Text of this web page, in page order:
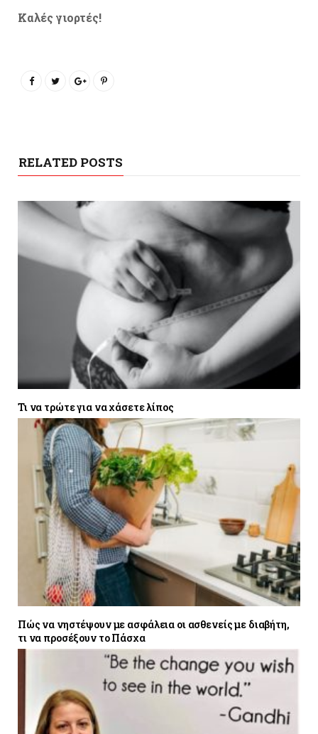
Kαλές γιορτές!
RELATED POSTS
Τι να τρώτε για να χάσετε λίπος
Πώς να νηστέψουν με ασφάλεια οι ασθενείς με διαβήτη,
τι να προσέξουν το Πάσχα